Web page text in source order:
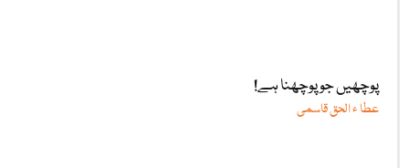
پوچھیں جو پوچھنا ہے!
عطا ء الحق قاسمی